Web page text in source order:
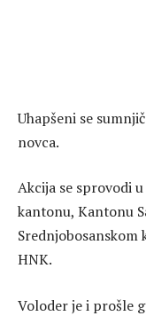
Uhapšeni se
novca.
Akcija se sprovodi
kantonu, Kantonu
HNK.
Voloder je i prošle